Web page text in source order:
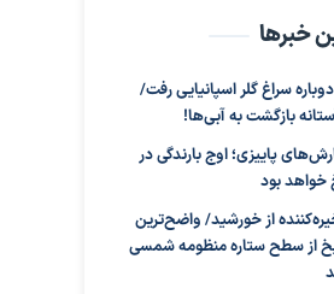
خبرها
سراغ گلر اسپانیایی رفت/
بازگشت به آبی‌ها!
پاییزی؛ اوج بارندگی در
خواهد بود
از خورشید/ واضح‌ترین
از سطح ستاره منظومه شمسی